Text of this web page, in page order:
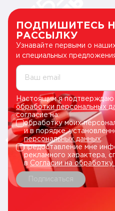
ПОДПИШИТЕСЬ
РАССЫЛКУ
Узнавайте первыми о
и специальных
Ваш email
Настоящим я
обработки персональных
согласие на:
обработку моих
и в порядке,
персональных данных.
предоставление мне
рекламного характера,
в Согласии на
Подписаться